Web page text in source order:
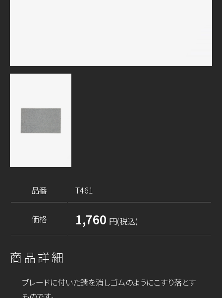
品番 T461
価格 1,760 円(税込)
商品詳細
ブレードに付いた錆を消しゴムのようにこすり落とす